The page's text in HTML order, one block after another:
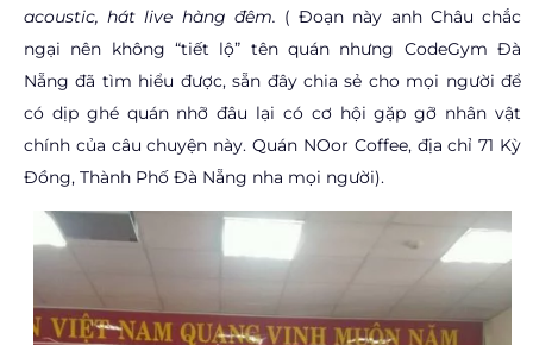
acoustic, hát live hàng đêm. ( Đoạn này anh Châu chắc
ngại nên không “tiết lộ” tên quán nhưng CodeGym Đà
Nẵng đã tìm hiểu được, sẵn đây chia sẻ cho mọi người để
có dịp ghé quán nhỡ đâu lại có cơ hội gặp gỡ nhân vật
chính của câu chuyện này. Quán NOor Coffee, địa chỉ 71 Kỳ
Đồng, Thành Phố Đà Nẵng nha mọi người).